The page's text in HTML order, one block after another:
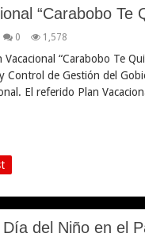
“Carabobo Te
0 1,578
“Carabobo Te
Control de Gestión del
El referido Plan
del Niño en el